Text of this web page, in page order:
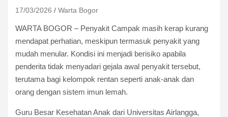
17/03/2026 Warta Bogor
WARTA BOGOR – Penyakit Campak masih kerap kurang
mendapat perhatian, meskipun termasuk penyakit yang
mudah menular. Kondisi ini menjadi berisiko apabila
penderita tidak menyadari gejala awal penyakit tersebut,
terutama bagi kelompok rentan seperti anak-anak dan
orang dengan sistem imun lemah.
Guru Besar Kesehatan Anak dari Universitas Airlangga,